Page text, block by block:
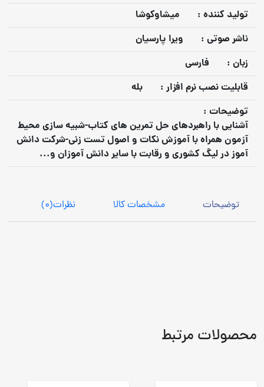
توليد كننده :
میشاوکوشا
ناشر صوتي :
ویرا پارسیان
زبان :
فارسی
قابليت نصب نرم افزار :
بله
توضيحات :
آشنایی با راهبردهای حل تمرین های کتاب-شبیه سازی محیط
آزمون همراه با آموزش نکات و اصول تست زنی-شرکت دانش
آموز در لیگ کشوری و رقابت با سایر دانش آموزان و...
توضیحات مشخصات کالا نظرات(0)
محصولات مرتبط